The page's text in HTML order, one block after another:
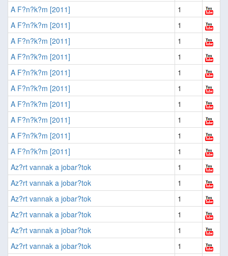
A F?n?k?m [2011]
1
A F?n?k?m [2011]
1
A F?n?k?m [2011]
1
A F?n?k?m [2011]
1
A F?n?k?m [2011]
1
A F?n?k?m [2011]
1
A F?n?k?m [2011]
1
A F?n?k?m [2011]
1
A F?n?k?m [2011]
1
A F?n?k?m [2011]
1
Az?rt vannak a jobar?tok
1
Az?rt vannak a jobar?tok
1
Az?rt vannak a jobar?tok
1
Az?rt vannak a jobar?tok
1
Az?rt vannak a jobar?tok
1
Az?rt vannak a jobar?tok
1